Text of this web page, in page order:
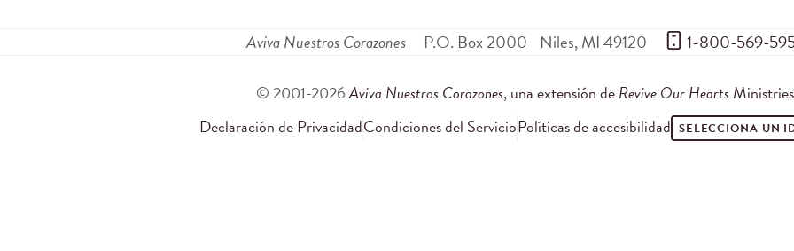
Aviva Nuestros Corazones P.O. Box 2000 Niles,MI49120 1-800-569-
© 2001-2026Aviva Nuestros Corazones, una extensión deRevive Our Hearts Ministries
Declaración de PrivacidadCondiciones del ServicioPolíticas de accesibilidad SELECCIONA UN